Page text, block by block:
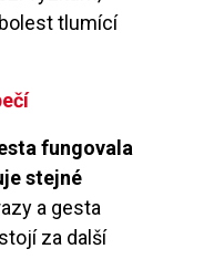
tlumící
fungovala
stejné
a gesta
za další